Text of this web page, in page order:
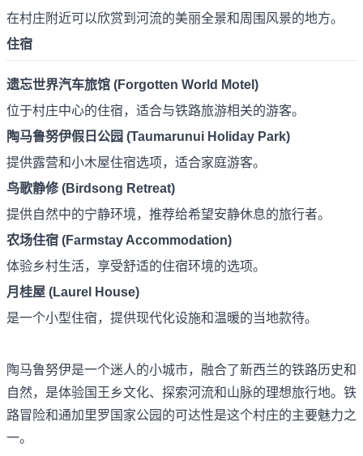
在村庄附近可以欣赏到河流的美丽全景和周围风景的地方。
住宿
遗忘世界汽车旅馆 (Forgotten World Motel)
位于村庄中心的住宿，适合与铁路旅游相关的游客。
陶马鲁努伊假日公园 (Taumarunui Holiday Park)
提供露营和小木屋住宿选项，适合家庭游客。
鸟歌静修 (Birdsong Retreat)
提供自然中的宁静环境，推荐给希望安静休息的旅行者。
农场住宿 (Farmstay Accommodation)
体验乡村生活，享受舒适的住宿环境的选项。
月桂屋 (Laurel House)
是一个小型住宿，提供现代化设施和温暖的当地款待。
陶马鲁努伊是一个迷人的小城市，融合了新西兰的铁路历史和
自然，是体验国王乡文化、探索河流和山脉的理想旅行地。铁
路冒险和通加里罗国家公园的可达性是这个村庄的主要魅力之
一。